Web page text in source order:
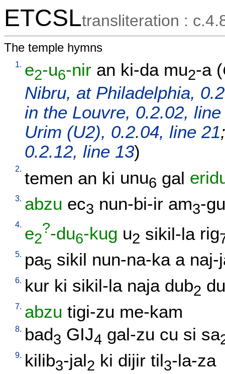
ETCSLtransliteration :
The temple hymns
1. e2-u6-nir an ki-da mu2-a(
Nibru, at Philadelphia,
in the Louvre, 0.2.02, line
Urim (U2), 0.2.04, line 21
0.2.12, line 13)
2. temen an ki unu6 gal
3. abzu ec3 nun-bi-ir am3-
4. e2
?-du6-kug u2 sikil-la rig
5. pa5 sikil nun-na-ka a naj-
6. kur ki sikil-la naja dub2
7. abzu tigi-zu me-kam
8. bad3 GIJ4 gal-zu cu si sa
9. kilib3-jal2 ki dijir til3-la-za